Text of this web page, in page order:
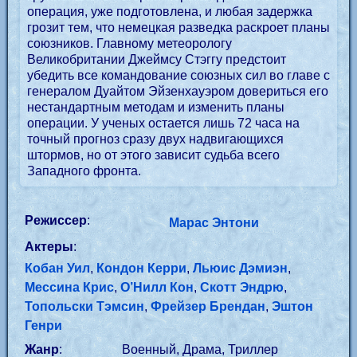
операция, уже подготовлена, и любая задержка
грозит тем, что немецкая разведка раскроет планы
союзников. Главному метеорологу
Великобритании Джеймсу Стэггу предстоит
убедить все командование союзных сил во главе с
генералом Дуайтом Эйзенхауэром довериться его
нестандартным методам и изменить планы
операции. У ученых остается лишь 72 часа на
точный прогноз сразу двух надвигающихся
штормов, но от этого зависит судьба всего
Западного фронта.
Режиссер:
Марас Энтони
Актеры:
Кобан Уил, Кондон Керри, Льюис Дэмиэн,
Мессина Крис, О’Нилл Кон,Скотт Эндрю,
Топольски Тэмсин, Фрейзер Брендан, Эштон
Генри
Жанр: Военный, Драма, Триллер